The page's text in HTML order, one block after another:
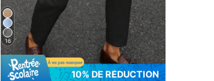
16
10% DE RÉDUCTION